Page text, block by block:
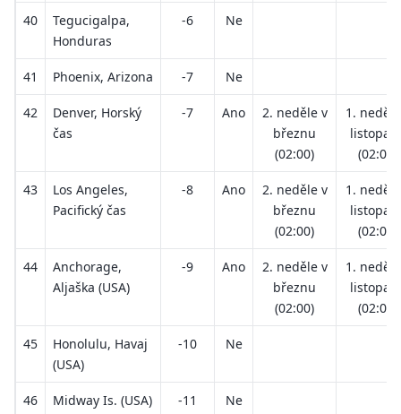
40
Tegucigalpa,
Honduras
-6 Ne
41 Phoenix, Arizona -7 Ne
42
Denver, Horský
čas
-7 Ano
2. neděle v
březnu
(02:00)
1.
(02:00)
43
Los Angeles,
Pacifický čas
-8 Ano
2. neděle v
březnu
(02:00)
1.
(02:00)
44
Anchorage,
Aljaška (USA)
-9 Ano
2. neděle v
březnu
(02:00)
1.
(02:00)
45
Honolulu, Havaj
(USA)
-10 Ne
46 Midway Is. (USA) -11 Ne